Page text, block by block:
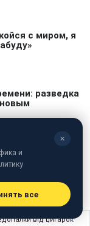
від цигарок
✕
и
все